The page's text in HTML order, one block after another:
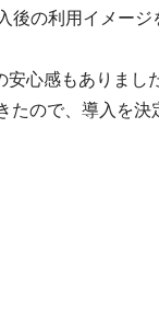
後の利用イメー
安心感もありまし
ので、導入を決